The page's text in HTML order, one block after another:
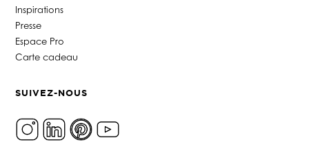
Inspirations
Presse
Espace Pro
Carte cadeau
SUIVEZ-NOUS